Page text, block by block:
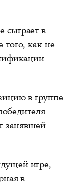
сыграет в
того, как не
в группе
занявшей
игре,
в